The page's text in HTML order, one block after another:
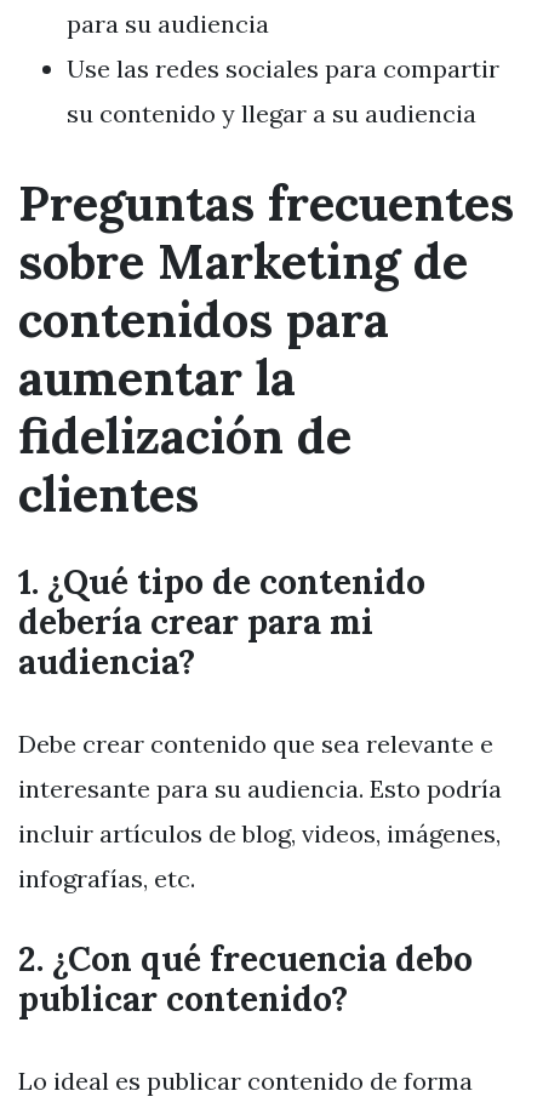
para su audiencia
Use las redes sociales para compartir
su contenido y llegar a su audiencia
Preguntas frecuentes
sobre Marketing de
contenidos para
aumentar la
fidelización de
clientes
1. ¿Qué tipo de contenido
debería crear para mi
audiencia?
Debe crear contenido que sea relevante e
interesante para su audiencia. Esto podría
incluir artículos de blog, videos, imágenes,
infografías, etc.
2. ¿Con qué frecuencia debo
publicar contenido?
Lo ideal es publicar contenido de forma